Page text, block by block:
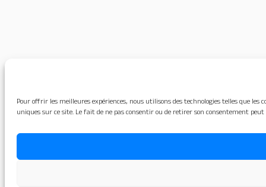
Pour offrir les meilleures expériences, nous utilisons des technologies telles que
uniques sur ce site. Le fait de ne pas consentir ou de retirer son consentement